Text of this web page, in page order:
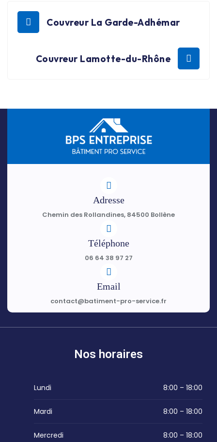
Couvreur La Garde-Adhémar
Couvreur Lamotte-du-Rhône
Adresse
Chemin des Rollandines, 84500 Bollène
Téléphone
06 64 38 97 27
Email
contact@batiment-pro-service.fr
Nos horaires
Lundi 8:00 – 18:00
Mardi 8:00 – 18:00
Mercredi 8:00 – 18:00